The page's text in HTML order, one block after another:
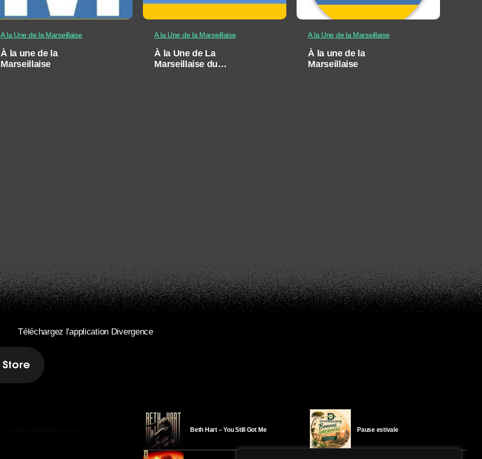
A la Une de la Marseillaise
À la une de la
Marseillaise
A la Une de la Marseillaise
À la Une de La
Marseillaise du
A la Une de la Marseillaise
À la une de la
Marseillaise
Téléchargez l'application Divergence
Beth Hart – You Still Got Me Pause estivale